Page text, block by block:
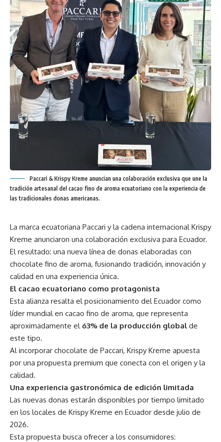
Paccari & Krispy Kreme anuncian una colaboración exclusiva que une la
tradición artesanal del cacao fino de aroma ecuatoriano con la experiencia de
las tradicionales donas americanas.
La marca ecuatoriana Paccari y la cadena internacional Krispy
Kreme anunciaron una colaboración exclusiva para Ecuador.
El resultado: una nueva línea de donas elaboradas con
chocolate fino de aroma, fusionando tradición, innovación y
calidad en una experiencia única.
El cacao ecuatoriano como protagonista
Esta alianza resalta el posicionamiento del Ecuador como
líder mundial en cacao fino de aroma, que representa
aproximadamente el 63% de la producción global de
este tipo.
Al incorporar chocolate de Paccari, Krispy Kreme apuesta
por una propuesta premium que conecta con el origen y la
calidad.
Una experiencia gastronómica de edición limitada
Las nuevas donas estarán disponibles por tiempo limitado
en los locales de Krispy Kreme en Ecuador desde julio de
2026.
Esta propuesta busca ofrecer a los consumidores: